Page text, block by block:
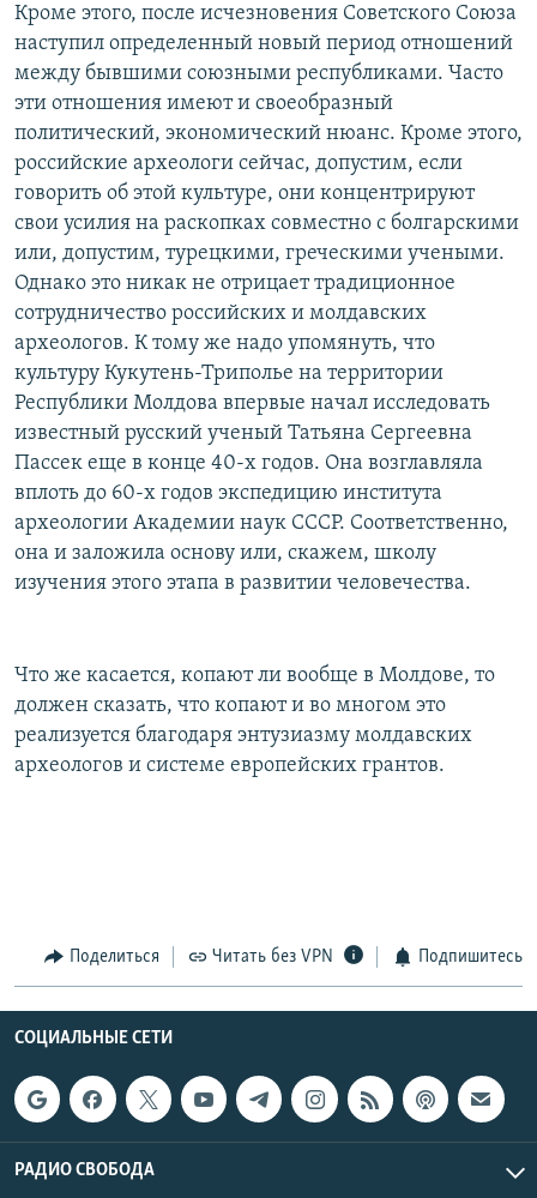
Кроме этого, после исчезновения Советского Союза
наступил определенный новый период отношений
между бывшими союзными республиками. Часто
эти отношения имеют и своеобразный
политический, экономический нюанс. Кроме этого,
российские археологи сейчас, допустим, если
говорить об этой культуре, они концентрируют
свои усилия на раскопках совместно с болгарскими
или, допустим, турецкими, греческими учеными.
Однако это никак не отрицает традиционное
сотрудничество российских и молдавских
археологов. К тому же надо упомянуть, что
культуру Кукутень-Триполье на территории
Республики Молдова впервые начал исследовать
известный русский ученый Татьяна Сергеевна
Пассек еще в конце 40-х годов. Она возглавляла
вплоть до 60-х годов экспедицию института
археологии Академии наук СССР. Соответственно,
она и заложила основу или, скажем, школу
изучения этого этапа в развитии человечества.
Что же касается, копают ли вообще в Молдове, то
должен сказать, что копают и во многом это
реализуется благодаря энтузиазму молдавских
археологов и системе европейских грантов.
Поделиться Читать без VPN Подпишитесь
СОЦИАЛЬНЫЕ СЕТИ
РАДИО СВОБОДА